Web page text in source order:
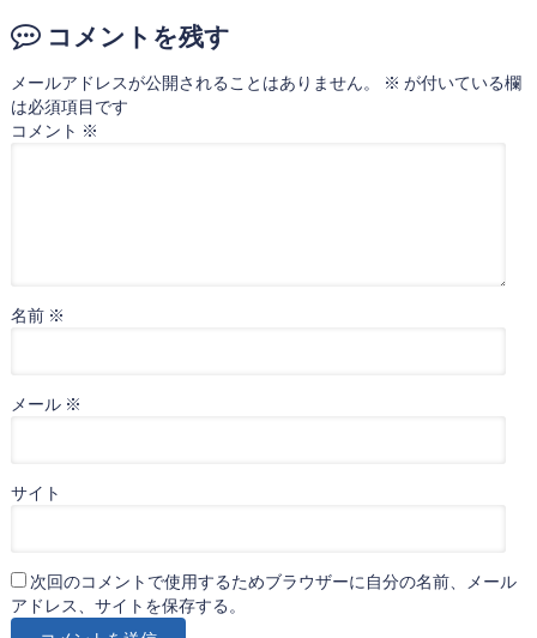
コメントを残す
メールアドレスが公開されることはありません。 ※ が付いている欄
は必須項目です
コメント ※
名前 ※
メール ※
サイト
次回のコメントで使用するためブラウザーに自分の名前、メール
アドレス、サイトを保存する。